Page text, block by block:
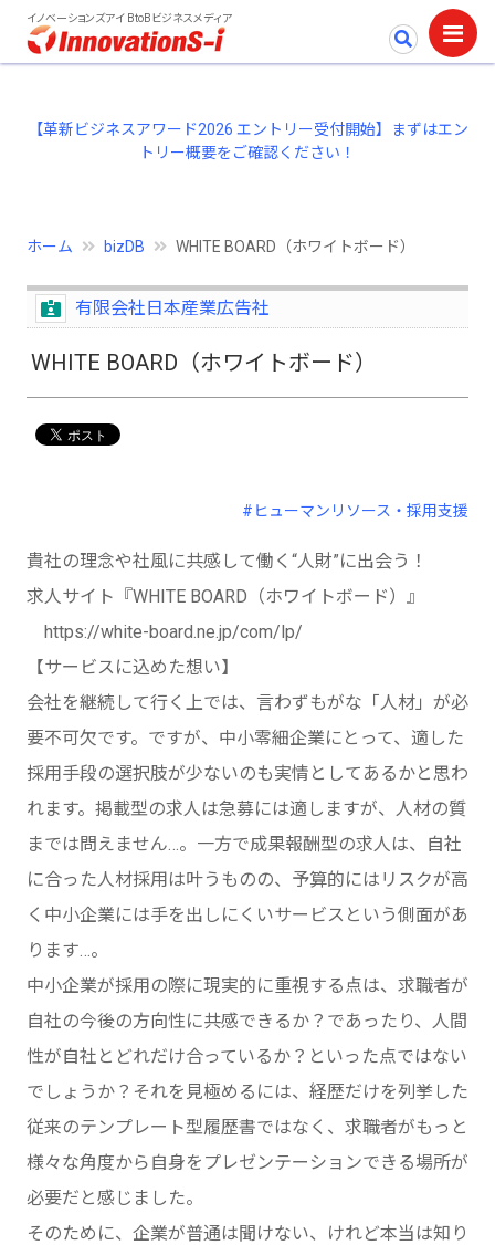
イノベーションズアイ BtoBビジネスメディア
【革新ビジネスアワード2026 エントリー受付開始】まずはエン
トリー概要をご確認ください！
ホーム bizDB WHITE BOARD（ホワイトボード）
有限会社日本産業広告社
WHITE BOARD（ホワイトボード）
#ヒューマンリソース・採用支援
貴社の理念や社風に共感して働く“人財”に出会う！
求人サイト『WHITE BOARD（ホワイトボード）』
https://white-board.ne.jp/com/lp/
【サービスに込めた想い】
会社を継続して行く上では、言わずもがな「人材」が必
要不可欠です。ですが、中小零細企業にとって、適した
採用手段の選択肢が少ないのも実情としてあるかと思わ
れます。掲載型の求人は急募には適しますが、人材の質
までは問えません…。一方で成果報酬型の求人は、自社
に合った人材採用は叶うものの、予算的にはリスクが高
く中小企業には手を出しにくいサービスという側面があ
ります…。
中小企業が採用の際に現実的に重視する点は、求職者が
自社の今後の方向性に共感できるか？であったり、人間
性が自社とどれだけ合っているか？といった点ではない
でしょうか？それを見極めるには、経歴だけを列挙した
従来のテンプレート型履歴書ではなく、求職者がもっと
様々な角度から自身をプレゼンテーションできる場所が
必要だと感じました。
そのために、企業が普通は聞けない、けれど本当は知り